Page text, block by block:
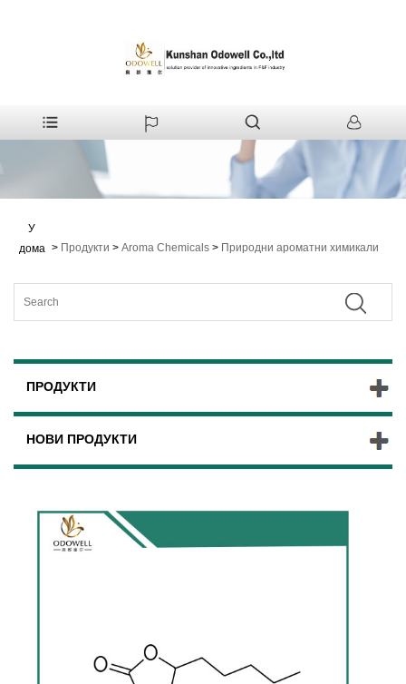
У
дома > Продукти > Aroma Chemicals > Природни ароматни химикали
ПРОДУКТИ
НОВИ ПРОДУКТИ